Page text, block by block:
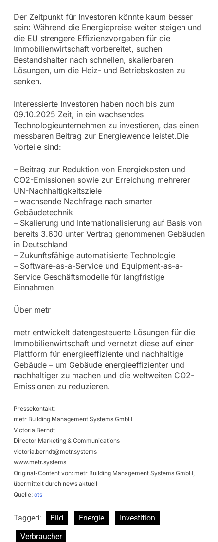
Der Zeitpunkt für Investoren könnte kaum besser
sein: Während die Energiepreise weiter steigen und
die EU strengere Effizienzvorgaben für die
Immobilienwirtschaft vorbereitet, suchen
Bestandshalter nach schnellen, skalierbaren
Lösungen, um die Heiz- und Betriebskosten zu
senken.
Interessierte Investoren haben noch bis zum
09.10.2025 Zeit, in ein wachsendes
Technologieunternehmen zu investieren, das einen
messbaren Beitrag zur Energiewende leistet.Die
Vorteile sind:
– Beitrag zur Reduktion von Energiekosten und
CO2-Emissionen sowie zur Erreichung mehrerer
UN-Nachhaltigkeitsziele
– wachsende Nachfrage nach smarter
Gebäudetechnik
– Skalierung und Internationalisierung auf Basis von
bereits 3.600 unter Vertrag genommenen Gebäuden
in Deutschland
– Zukunftsfähige automatisierte Technologie
– Software-as-a-Service und Equipment-as-a-
Service Geschäftsmodelle für langfristige
Einnahmen
Über metr
metr entwickelt datengesteuerte Lösungen für die
Immobilienwirtschaft und vernetzt diese auf einer
Plattform für energieeffiziente und nachhaltige
Gebäude – um Gebäude energieeffizienter und
nachhaltiger zu machen und die weltweiten CO2-
Emissionen zu reduzieren.
Pressekontakt:
metr Building Management Systems GmbH
Victoria Berndt
Director Marketing & Communications
victoria.berndt@metr.systems
www.metr.systems
Original-Content von: metr Building Management Systems GmbH,
übermittelt durch news aktuell
Quelle: ots
Tagged: Bild Energie
Investition
Verbraucher